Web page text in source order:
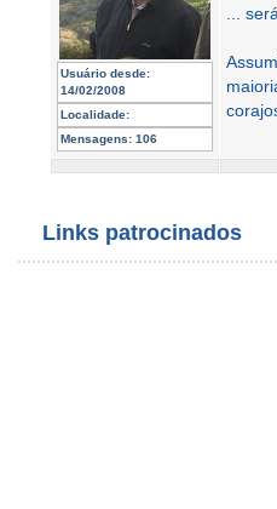
Usuário desde:
14/02/2008
Localidade:
Mensagens: 106
...
Links patrocinados